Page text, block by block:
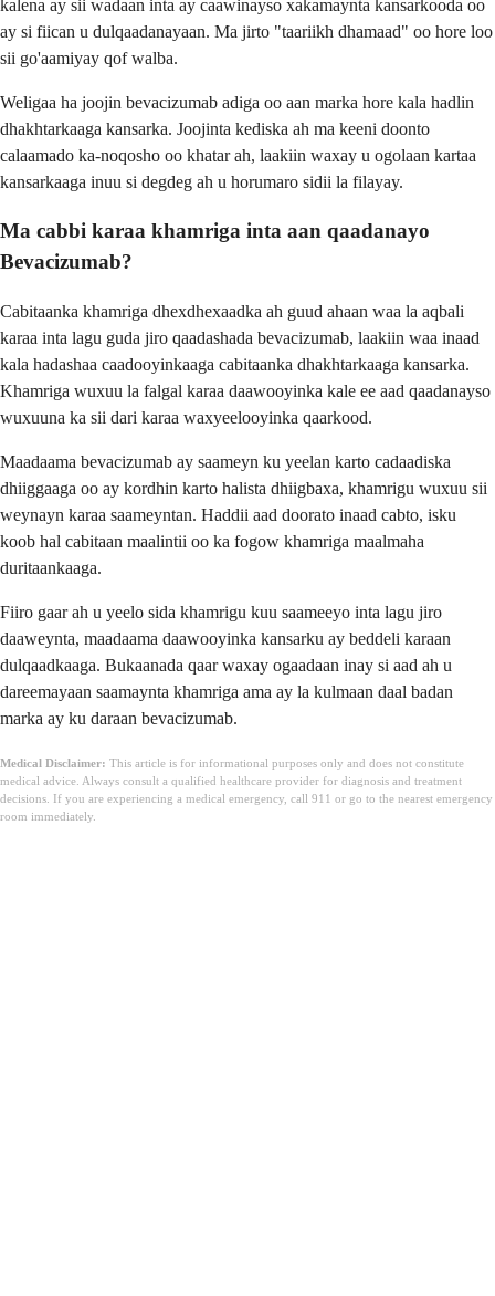
kalena ay sii wadaan inta ay caawinayso xakamaynta kansarkooda oo
ay si fiican u dulqaadanayaan. Ma jirto "taariikh dhamaad" oo hore loo
sii go'aamiyay qof walba.
Weligaa ha joojin bevacizumab adiga oo aan marka hore kala hadlin
dhakhtarkaaga kansarka. Joojinta kediska ah ma keeni doonto
calaamado ka-noqosho oo khatar ah, laakiin waxay u ogolaan kartaa
kansarkaaga inuu si degdeg ah u horumaro sidii la filayay.
Ma cabbi karaa khamriga inta aan qaadanayo
Bevacizumab?
Cabitaanka khamriga dhexdhexaadka ah guud ahaan waa la aqbali
karaa inta lagu guda jiro qaadashada bevacizumab, laakiin waa inaad
kala hadashaa caadooyinkaaga cabitaanka dhakhtarkaaga kansarka.
Khamriga wuxuu la falgal karaa daawooyinka kale ee aad qaadanayso
wuxuuna ka sii dari karaa waxyeelooyinka qaarkood.
Maadaama bevacizumab ay saameyn ku yeelan karto cadaadiska
dhiiggaaga oo ay kordhin karto halista dhiigbaxa, khamrigu wuxuu sii
weynayn karaa saameyntan. Haddii aad doorato inaad cabto, isku
koob hal cabitaan maalintii oo ka fogow khamriga maalmaha
duritaankaaga.
Fiiro gaar ah u yeelo sida khamrigu kuu saameeyo inta lagu jiro
daaweynta, maadaama daawooyinka kansarku ay beddeli karaan
dulqaadkaaga. Bukaanada qaar waxay ogaadaan inay si aad ah u
dareemayaan saamaynta khamriga ama ay la kulmaan daal badan
marka ay ku daraan bevacizumab.
Medical Disclaimer: This article is for informational purposes only and does not constitute
medical advice. Always consult a qualified healthcare provider for diagnosis and treatment
decisions. If you are experiencing a medical emergency, call 911 or go to the nearest emergency
room immediately.